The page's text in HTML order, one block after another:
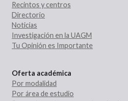
Recintos y centros
Directorio
Noticias
Investigación en la UAGM
Tu Opinión es Importante
Oferta académica
Por modalidad
Por área de estudio